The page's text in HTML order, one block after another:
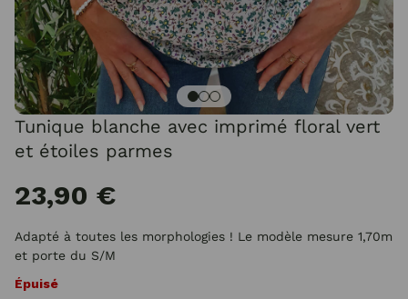
Tunique blanche avec imprimé floral vert
et étoiles parmes
23,90 €
Adapté à toutes les morphologies ! Le modèle mesure 1,70m
et porte du S/M
Épuisé